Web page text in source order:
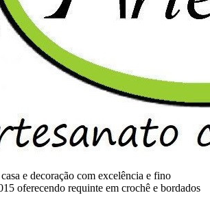
e decoração com excelência e fino
oferecendo requinte em crochê e bordados